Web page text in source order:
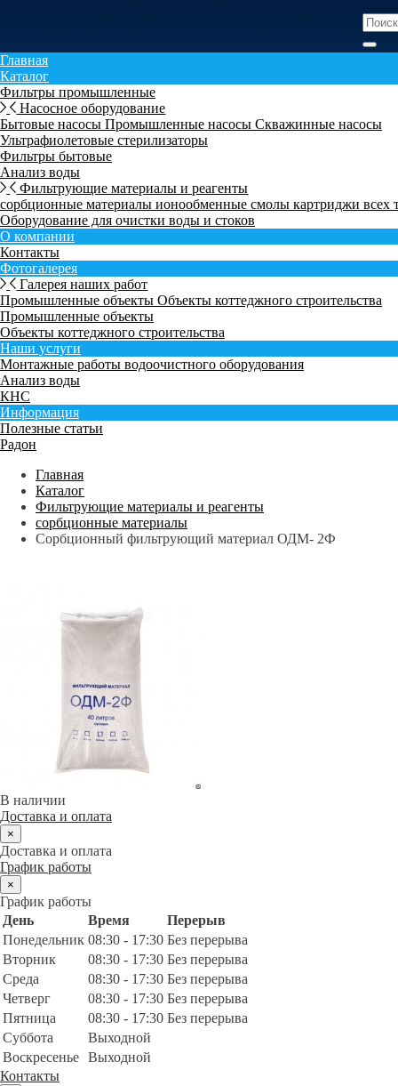
Главная
Каталог
Фильтры промышленные
Насосное оборудование
Бытовые насосы Промышленные насосы Скважинные насосы
Ультрафиолетовые стерилизаторы
Фильтры бытовые
Анализ воды
Фильтрующие материалы и реагенты
сорбционные материалы ионообменные смолы картриджи всех
Оборудование для очистки воды и стоков
О компании
Контакты
Фотогалерея
Галерея наших работ
Промышленные объекты Объекты коттеджного строительства
Промышленные объекты
Объекты коттеджного строительства
Наши услуги
Монтажные работы водоочистного оборудования
Анализ воды
КНС
Информация
Полезные статьи
Радон
Главная
Каталог
Фильтрующие материалы и реагенты
сорбционные материалы
Сорбционный фильтрующий материал ОДМ- 2Ф
В наличии
Доставка и оплата
×
Доставка и оплата
График работы
×
График работы
День
Время
Перерыв
Понедельник 08:30 - 17:30 Без перерыва
Вторник
08:30 - 17:30 Без перерыва
Среда
08:30 - 17:30 Без перерыва
Четверг
08:30 - 17:30 Без перерыва
Пятница
08:30 - 17:30 Без перерыва
Суббота
Выходной
Воскресенье Выходной
Контакты